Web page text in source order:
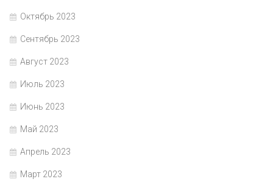
Октябрь 2023
Сентябрь 2023
Август 2023
Июль 2023
Июнь 2023
Май 2023
Апрель 2023
Март 2023